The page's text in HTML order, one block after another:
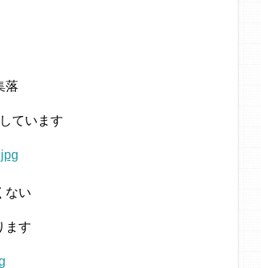
落
ています
ない
ます